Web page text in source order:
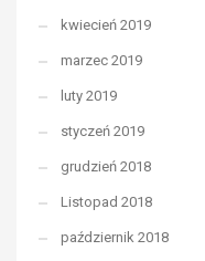
kwiecień 2019
marzec 2019
luty 2019
styczeń 2019
grudzień 2018
Listopad 2018
październik 2018